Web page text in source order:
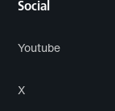
Social
Youtube
X